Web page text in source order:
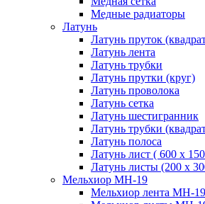
Медные радиаторы
Латунь
Латунь пруток
Латунь лента
Латунь трубки
Латунь прутки (круг)
Латунь проволока
Латунь сетка
Латунь шестигранник
Латунь трубки
Латунь полоса
Латунь лист ( 600 х
Латунь листы (200 х
Мельхиор МН-19
Мельхиор лента МН-19